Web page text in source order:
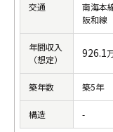
交通
南海本
阪和
年間収入
（想定）
926.1
築年数 築5年
構造 -